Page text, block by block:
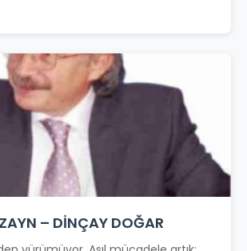
– DİNÇAY DOĞAR